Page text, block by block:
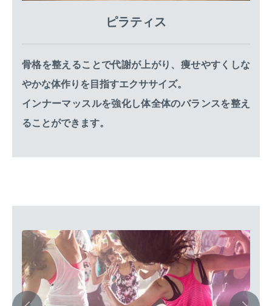
ピラティス
骨格を整えることで代謝が上がり、痩せやすくしな
やかな体作りを目指すエクササイズ。
インナーマッスルを強化し体全体のバランスを整え
ることができます。